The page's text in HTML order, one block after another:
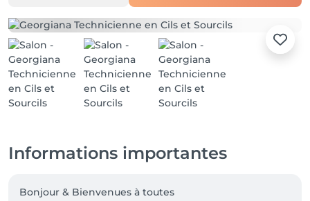
Informations importantes
Bonjour & Bienvenues à toutes